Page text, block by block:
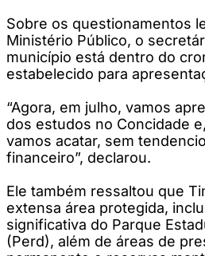
Sobre os questionamentos
Ministério Público, o
município está dentro do
estabelecido para
“Agora, em julho, vamos
dos estudos no Concidade
vamos acatar, sem
financeiro”, declarou.
Ele também ressaltou que
extensa área protegida,
significativa do Parque
(Perd), além de áreas de